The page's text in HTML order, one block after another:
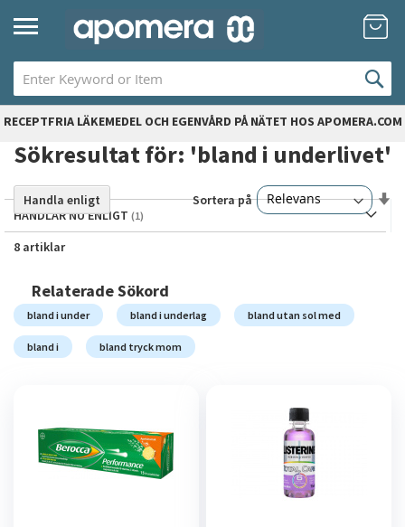
Hoppa
till
RECEPTFRIA LÄKEMEDEL OCH EGENVÅRD PÅ NÄTET HOS APOMERA.COM
Sökresultat för: 'bland i underlivet'
8 artiklar
Sortera på
Relaterade Sökord
bland i under bland i underlag bland utan sol med
bland i bland tryck mom
Handla enligt
HANDLAR NU ENLIGT